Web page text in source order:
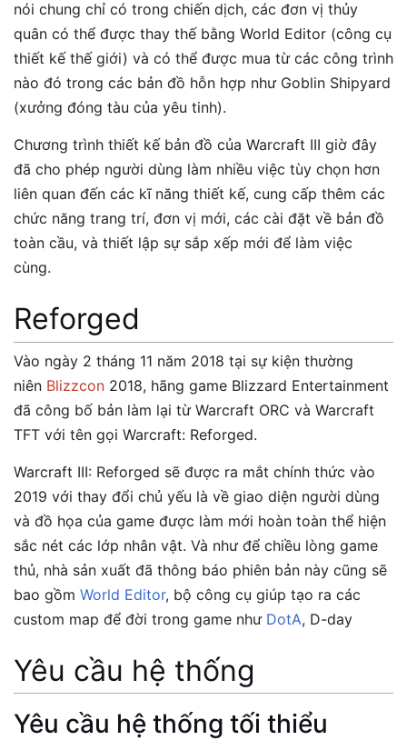
nói chung chỉ có trong chiến dịch, các đơn vị thủy
quân có thể được thay thế bằng World Editor (công cụ
thiết kế thế giới) và có thể được mua từ các công trình
nào đó trong các bản đồ hỗn hợp như Goblin Shipyard
(xưởng đóng tàu của yêu tinh).
Chương trình thiết kế bản đồ của Warcraft III giờ đây
đã cho phép người dùng làm nhiều việc tùy chọn hơn
liên quan đến các kĩ năng thiết kế, cung cấp thêm các
chức năng trang trí, đơn vị mới, các cài đặt về bản đồ
toàn cầu, và thiết lập sự sắp xếp mới để làm việc
cùng.
Reforged
Vào ngày 2 tháng 11 năm 2018 tại sự kiện thường
niên Blizzcon 2018, hãng game Blizzard Entertainment
đã công bố bản làm lại từ Warcraft ORC và Warcraft
TFT với tên gọi Warcraft: Reforged.
Warcraft III: Reforged sẽ được ra mắt chính thức vào
2019 với thay đổi chủ yếu là về giao diện người dùng
và đồ họa của game được làm mới hoàn toàn thể hiện
sắc nét các lớp nhân vật. Và như để chiều lòng game
thủ, nhà sản xuất đã thông báo phiên bản này cũng sẽ
bao gồm World Editor, bộ công cụ giúp tạo ra các
custom map để đời trong game như DotA, D-day
Yêu cầu hệ thống
Yêu cầu hệ thống tối thiểu